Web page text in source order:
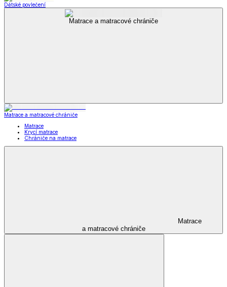
Dětské povlečení
Matrace a matracové chrániče
Matrace a matracové chrániče
Matrace
Krycí matrace
Chrániče na matrace
Matrace
a matracové chrániče